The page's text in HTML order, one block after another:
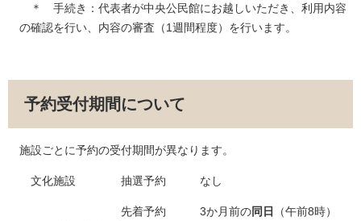
＊ 手続き：代表者が中央公民館にお越しいただき、利用内容
の確認を行い、内容の審査（1週間程度）を行います。
予約受付期間について
施設ごとに予約の受付期間が異なります。
文化施設 抽選予約 なし
先着予約 3か月前の同日
（午前8時）